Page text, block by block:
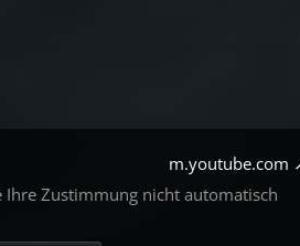
m.youtube.com
Zustimmung nicht automatisch